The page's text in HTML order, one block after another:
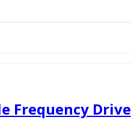
Frequency Drive